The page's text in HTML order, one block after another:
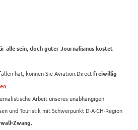
alle sein, doch guter Journalismus kostet
hat, können Sie Aviation.Direct freiwillig
Arbeit unseres unabhängigen
und Touristik mit Schwerpunkt D-A-CH-Region
Zwang.